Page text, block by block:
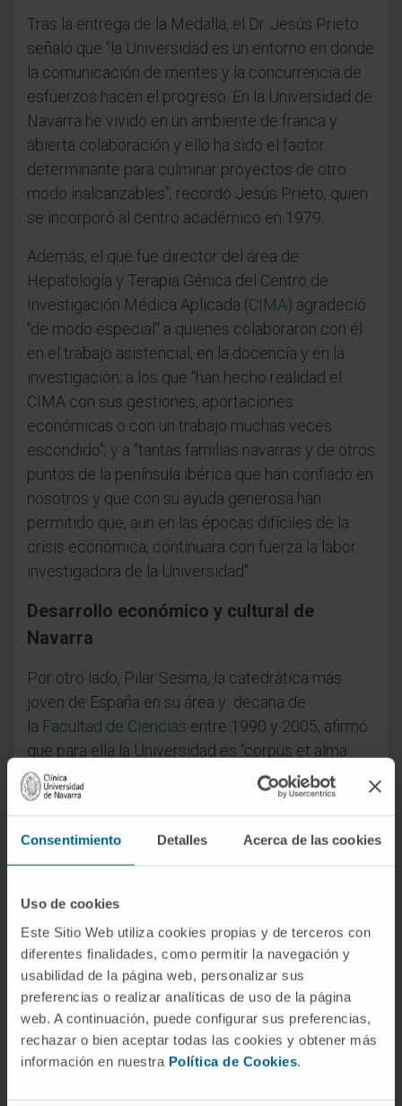
Consentimiento Detalles Acerca de las cookies
Uso de cookies
Este Sitio Web utiliza cookies propias y de terceros con
diferentes finalidades, como permitir la navegación y
usabilidad de la página web, personalizar sus
preferencias o realizar analíticas de uso de la página
web. A continuación, puede configurar sus preferencias,
rechazar o bien aceptar todas las cookies y obtener más
información en nuestra Política de Cookies.
Tras la entrega de la Medalla, el Dr. Jesús Prieto
señaló que "la Universidad es un entorno en donde
la comunicación de mentes y la concurrencia de
esfuerzos hacen el progreso. En la Universidad de
Navarra he vivido en un ambiente de franca y
abierta colaboración y ello ha sido el factor
determinante para culminar proyectos de otro
modo inalcanzables", recordó Jesús Prieto, quien
se incorporó al centro académico en 1979.
Además, el que fue director del área de
Hepatología y Terapia Génica del Centro de
Investigación Médica Aplicada (CIMA) agradeció
"de modo especial" a quienes colaboraron con él
en el trabajo asistencial, en la docencia y en la
investigación; a los que "han hecho realidad el
CIMA con sus gestiones, aportaciones
económicas o con un trabajo muchas veces
escondido"; y a "tantas familias navarras y de otros
puntos de la península ibérica que han confiado en
nosotros y que con su ayuda generosa han
permitido que, aun en las épocas difíciles de la
crisis económica, continuara con fuerza la labor
investigadora de la Universidad".
Desarrollo económico y cultural de
Navarra
Por otro lado, Pilar Sesma, la catedrática más
joven de España en su área y decana de
la Facultad de Ciencias entre 1990 y 2005, afirmó
que para ella la Universidad es "corpus et alma
mater", su segunda madre: "Me acogió como
alumna y me ha posibilitado dedicar toda mi vida
profesional a las apasionantes tareas
universitarias".
deber de agradecer a
Escrivá haber fundado el centro académico,
"posibilitando así a miles de navarros y navarras
de familias de escasos recursos la obtención de
un título universitario, dando un enorme impulso,
que todavía continúa, al desarrollo económico y
cultural de nuestra querida tierra".